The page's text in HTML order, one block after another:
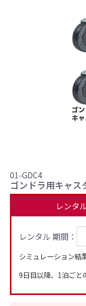
01-GDC4
ゴンドラ用キャス
レンタ
レンタル 期間：
シミュレーション結
9日目以降、1泊ごと